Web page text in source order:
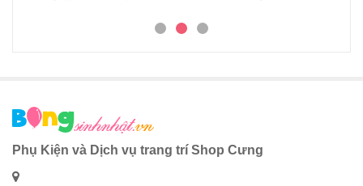
Phụ Kiện và Dịch vụ trang trí Shop Cưng